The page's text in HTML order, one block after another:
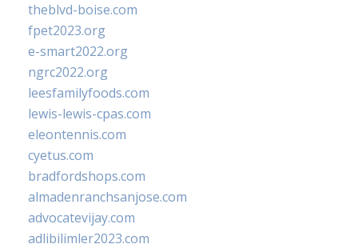
theblvd-boise.com
fpet2023.org
e-smart2022.org
ngrc2022.org
leesfamilyfoods.com
lewis-lewis-cpas.com
eleontennis.com
cyetus.com
bradfordshops.com
almadenranchsanjose.com
advocatevijay.com
adlibilimler2023.com